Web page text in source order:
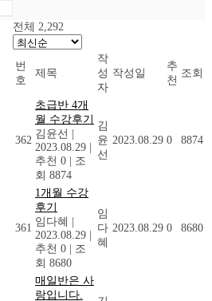
전체 2,292
번
호
제목
작
성
자
작성일
추
천
조회
362
초급반 4개
월 수강후기
김윤선 |
2023.08.29 |
추천 0 | 조
회 8874
김
윤
선
2023.08.29 0 8874
361
1개월 수강
후기
임다혜 |
2023.08.29 |
추천 0 | 조
회 8680
임
다
혜
2023.08.29 0 8680
매일반은 사
랑입니다.